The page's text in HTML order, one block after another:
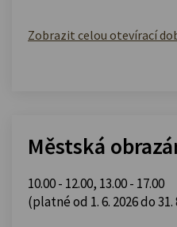
Zobrazit celou otevírací
Městská
10.00 - 12.00, 13.00 - 17.00
(platné od 1. 6. 2026 do 31.